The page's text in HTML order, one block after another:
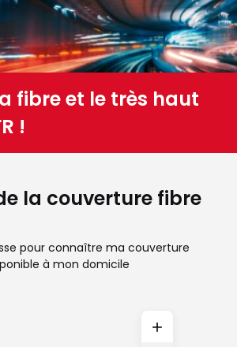
fibre et le très haut
!
la couverture fibre
pour connaître ma couverture
à mon domicile
+